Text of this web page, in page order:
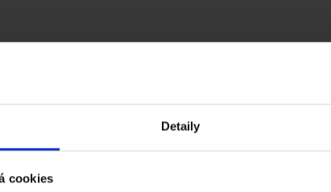
Detaily
cookies
v Olomouci Použité produkty